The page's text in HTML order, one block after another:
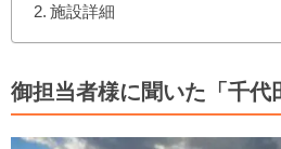
施設詳細
御担当者様に聞いた「千代